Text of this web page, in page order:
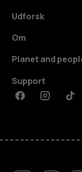
Udforsk
Om
Planet and
Support
FacebookInstagram